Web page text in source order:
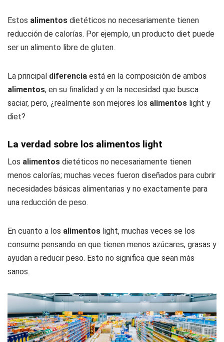
Estos alimentos dietéticos no necesariamente tienen
reducción de calorías. Por ejemplo, un producto diet puede
ser un alimento libre de gluten.
La principal diferencia está en la composición de ambos
alimentos, en su finalidad y en la necesidad que busca
saciar, pero, ¿realmente son mejores los alimentos light y
diet?
La verdad sobre los alimentos light
Los alimentos dietéticos no necesariamente tienen
menos calorías; muchas veces fueron diseñados para cubrir
necesidades básicas alimentarias y no exactamente para
una reducción de peso.
En cuanto a los alimentos light, muchas veces se los
consume pensando en que tienen menos azúcares, grasas y
ayudan a reducir peso. Esto no significa que sean más
sanos.